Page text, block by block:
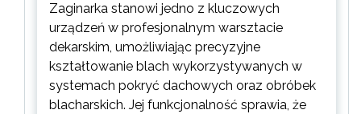
Zaginarka stanowi jedno z kluczowych
urządzeń w profesjonalnym warsztacie
dekarskim, umożliwiając precyzyjne
kształtowanie blach wykorzystywanych w
systemach pokryć dachowych oraz obróbek
blacharskich. Jej funkcjonalność sprawia, że